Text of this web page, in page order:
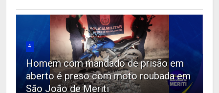
4
Homem com mandado de prisão em
aberto é preso com moto roubada em
São João de Meriti